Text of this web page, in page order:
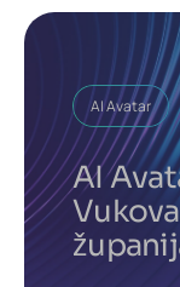
AI Avatar
AI